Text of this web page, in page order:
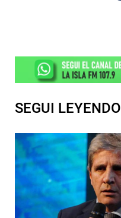
SEGUI LEYENDO